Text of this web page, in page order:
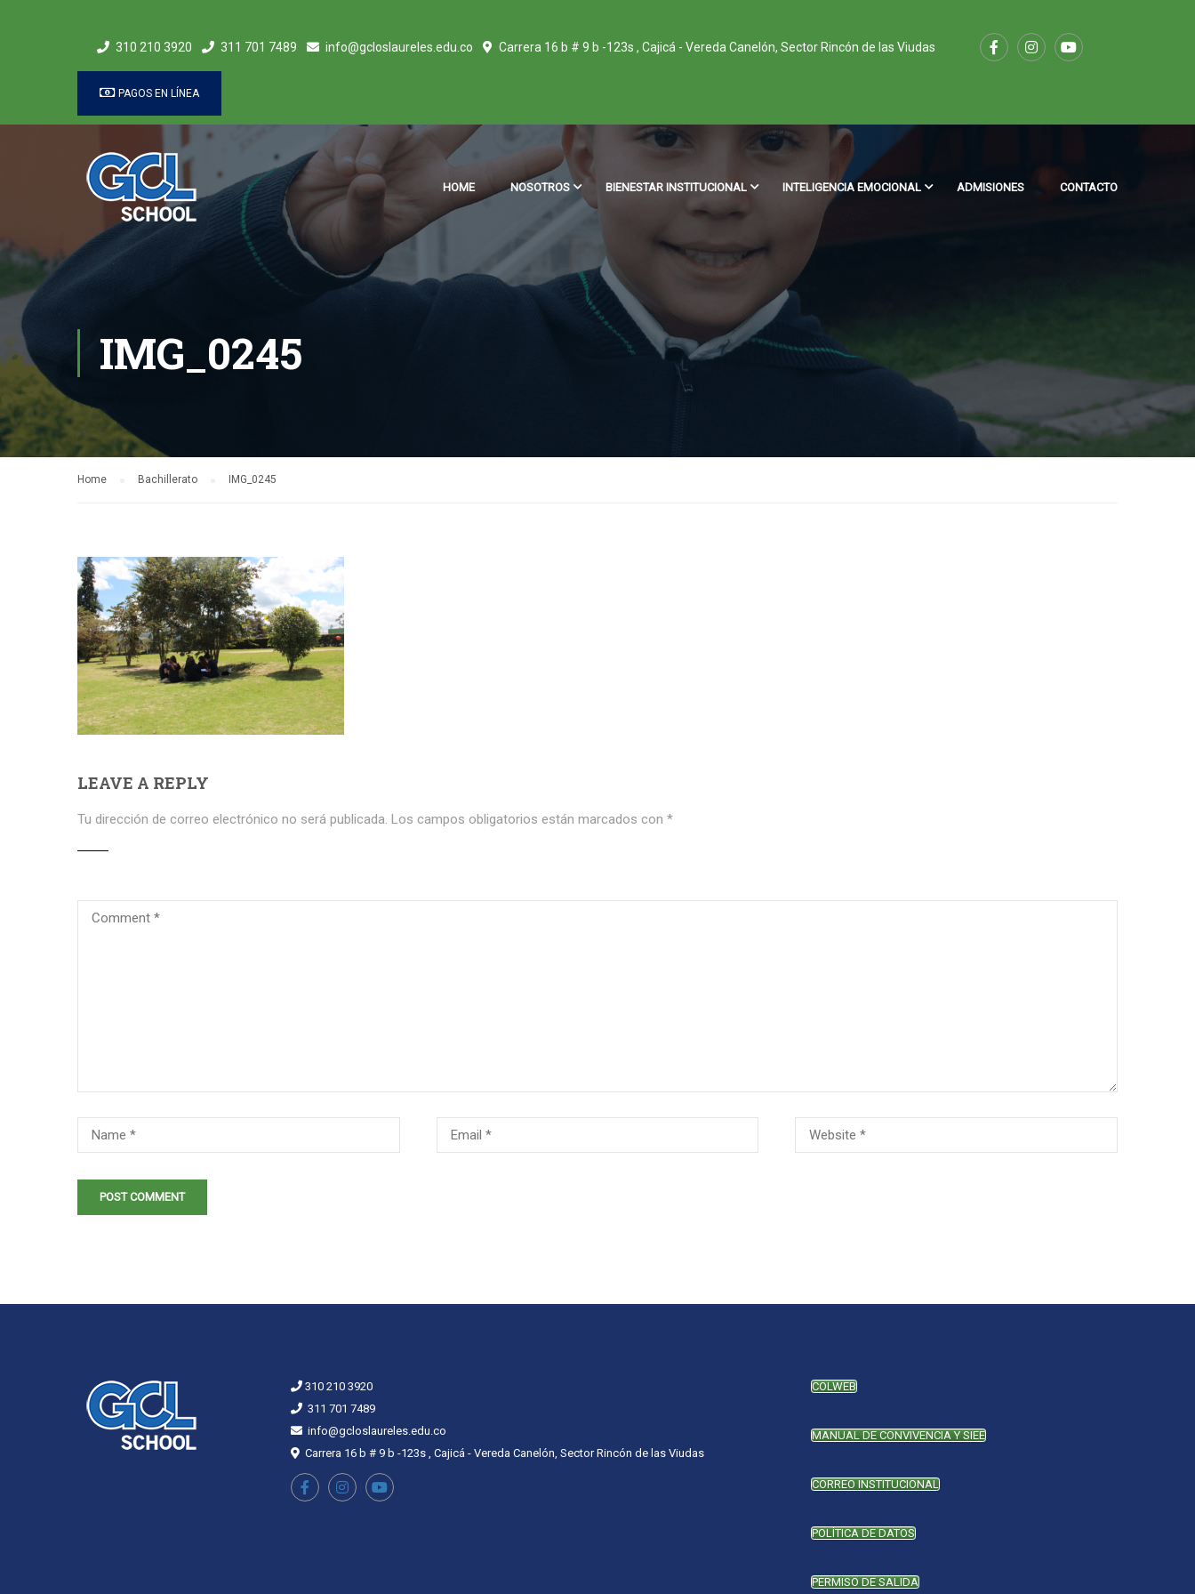
310 210 3920 311 701 7489 info@gcloslaureles.edu.co Carrera 16 b # 9 b -123s , Cajicá - Vereda Canelón, Sector Rincón de las Viudas
PAGOS EN LÍNEA
HOME NOSOTROS BIENESTAR INSTITUCIONAL INTELIGENCIA EMOCIONAL ADMISIONES CONTACTO
IMG_0245
Home Bachillerato IMG_0245
LEAVE A REPLY
Tu dirección de correo electrónico no será publicada. Los campos obligatorios están marcados con *
310 210 3920
311 701 7489
info@gcloslaureles.edu.co
Carrera 16 b # 9 b -123s , Cajicá - Vereda Canelón, Sector Rincón de las Viudas
COLWEB
MANUAL DE CONVIVENCIA Y SIEE
CORREO INSTITUCIONAL
POLÍTICA DE DATOS
PERMISO DE SALIDA